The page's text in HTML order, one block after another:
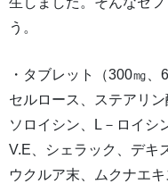
う。
・タブレット（300㎎、
セルロース、ステアリ
ソロイシン、L－ロイシ
V.E、シェラック、デキ
ウクルア末、ムクナエ